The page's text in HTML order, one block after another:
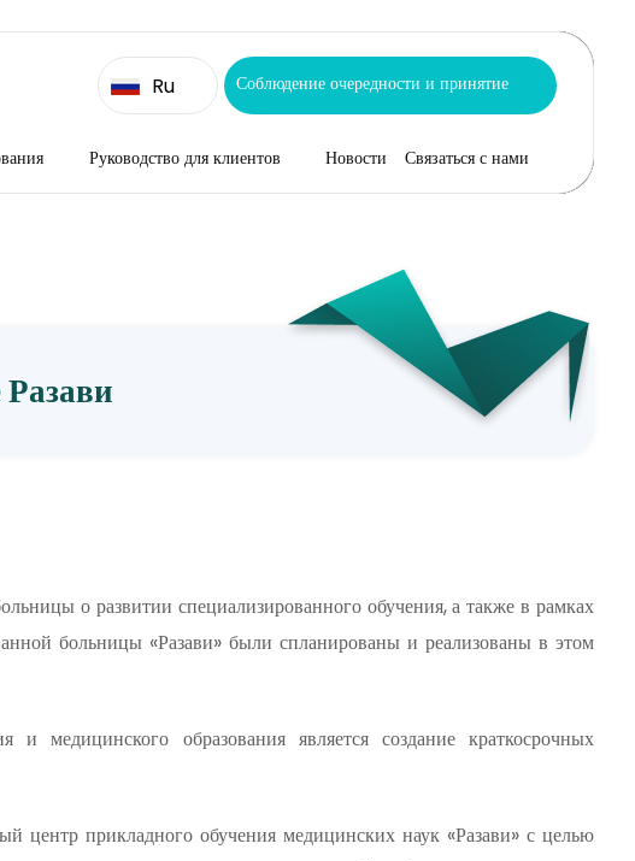
Ru Соблюдение очередности и принятие
Руководство для клиентов Новости Связаться с нами
о развитии специализированного обучения, а также в рамках
больницы «Разави» были спланированы и реализованы в этом
медицинского образования является создание краткосрочных
центр прикладного обучения медицинских наук «Разави» с целью